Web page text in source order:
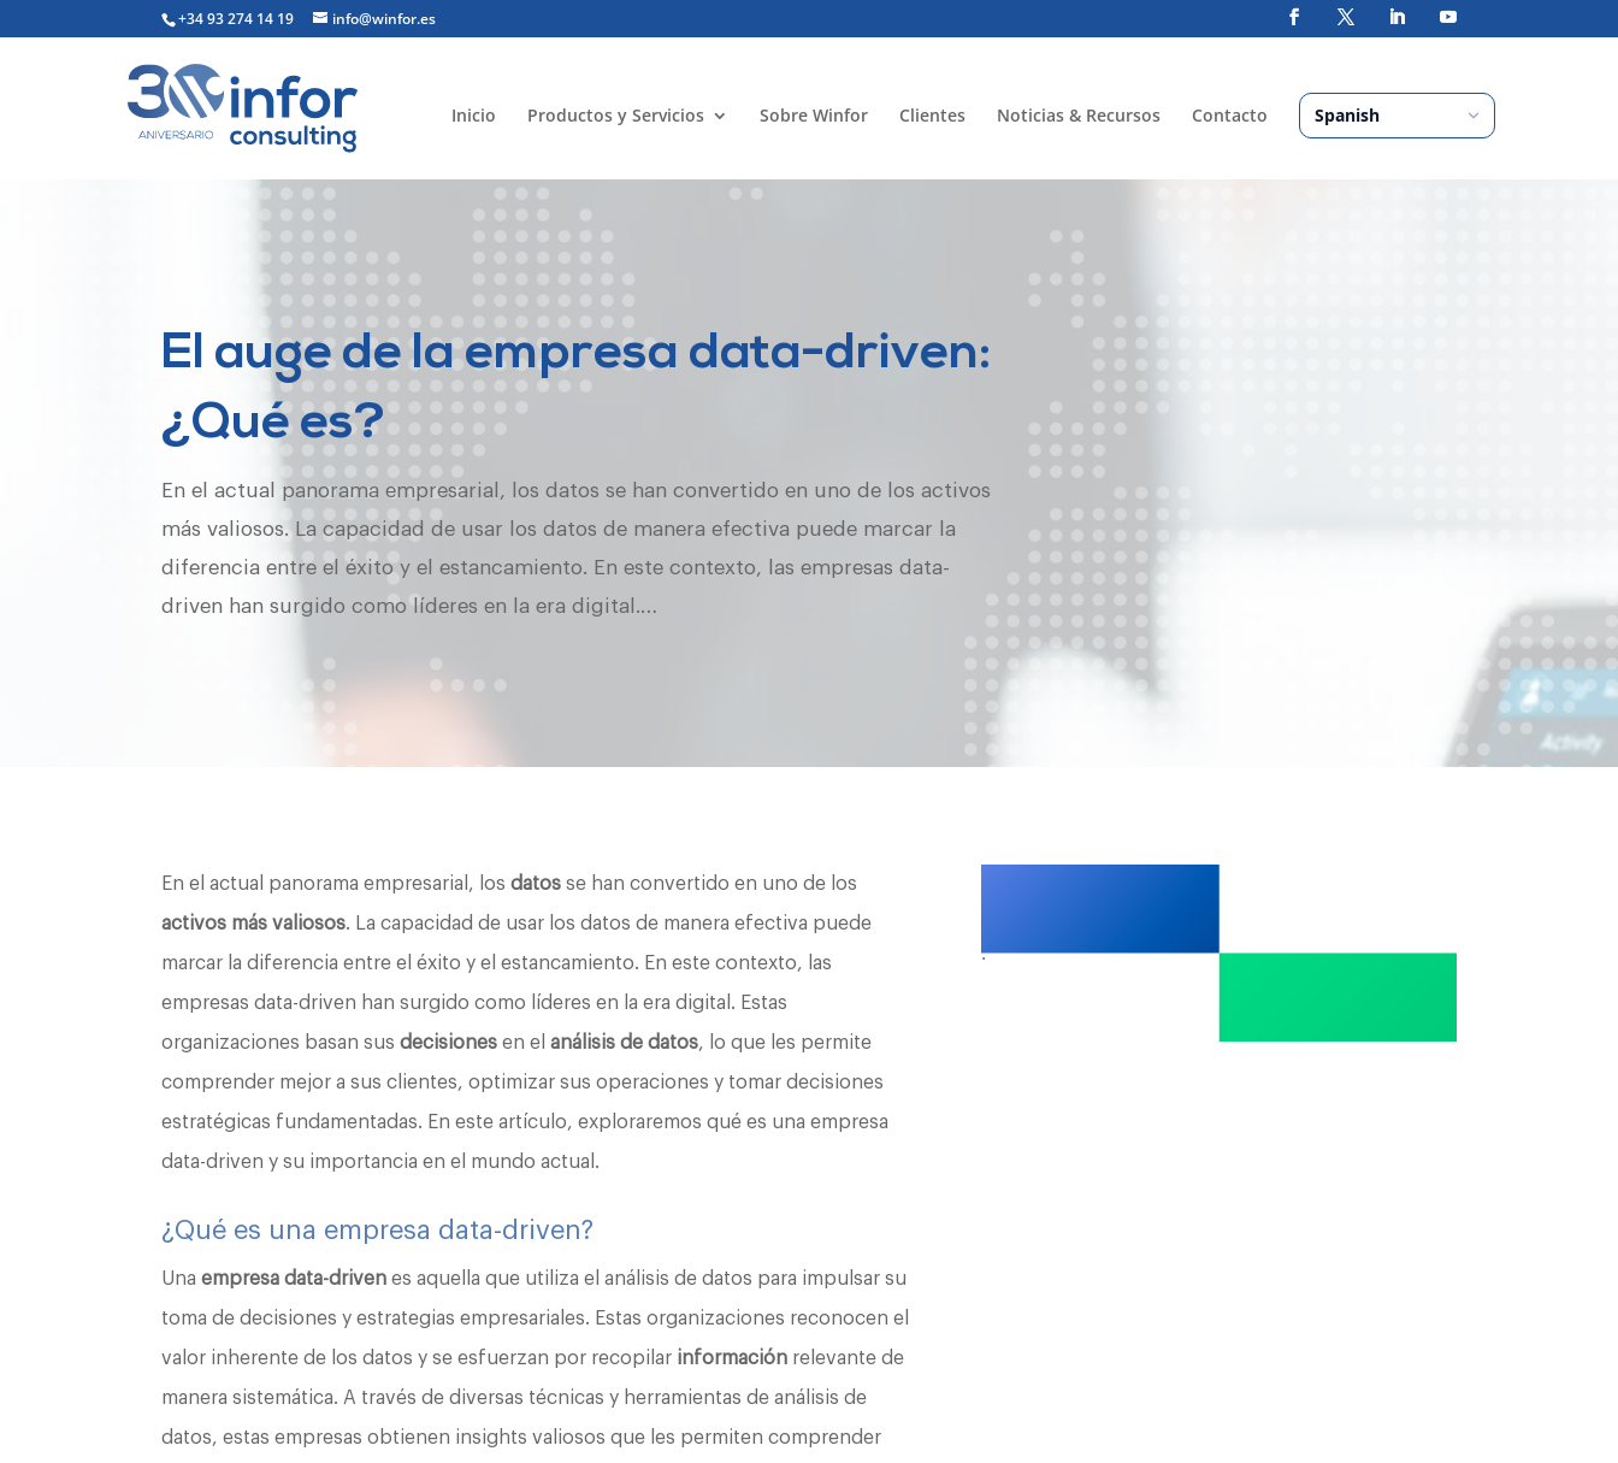
+34 93 274 14 19 info@winfor.es
Inicio Productos y Servicios Sobre Winfor Clientes Noticias & Recursos Contacto
El auge de la empresa data-driven:
¿Qué es?
En el actual panorama empresarial, los datos se han convertido en uno de los activos
más valiosos. La capacidad de usar los datos de manera efectiva puede marcar la
diferencia entre el éxito y el estancamiento. En este contexto, las empresas data-
driven han surgido como líderes en la era digital.…
En el actual panorama empresarial, losdatos se han convertido en uno de los
activos más valiosos. La capacidad de usar los datos de manera efectiva puede
marcar la diferencia entre el éxito y el estancamiento. En este contexto, las
empresas data-driven han surgido como líderes en la era digital. Estas
organizaciones basan susdecisionesen el análisis de datos, lo que les permite
comprender mejor a sus clientes, optimizar sus operaciones y tomar decisiones
estratégicas fundamentadas. En este artículo, exploraremos qué es una empresa
data-driven y su importancia en el mundo actual.
¿Qué es una empresa data-driven?
Unaempresa data-driven es aquella que utiliza el análisis de datos para impulsar su
toma de decisiones y estrategias empresariales. Estas organizaciones reconocen el
valor inherente de los datos y se esfuerzan por recopilar información relevante de
manera sistemática. A través de diversas técnicas y herramientas de análisis de
datos, estas empresas obtienen insights valiosos que les permiten comprender
.